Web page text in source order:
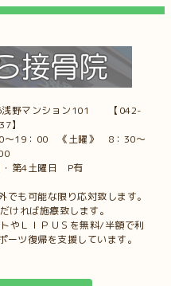
浅野マンション101 【042-
】
～19：00 《土曜》 8：30～
第4土曜日 P有
も可能な限り応対致します。
れば施療致します。
やＬＩＰＵＳを無料/半額で利
ツ復帰を支援しています。